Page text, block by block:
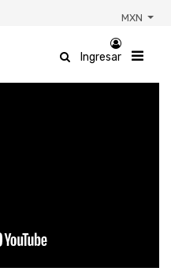
MXN
Ingresar